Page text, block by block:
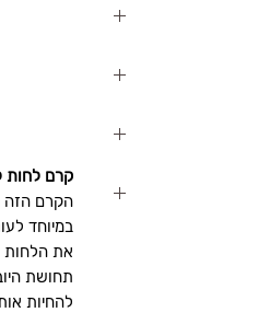
קרם לחות
הקרם הזה
במיוחד
את הלחות
תחושת
להחיות
לחות, ומספק
והרגיש